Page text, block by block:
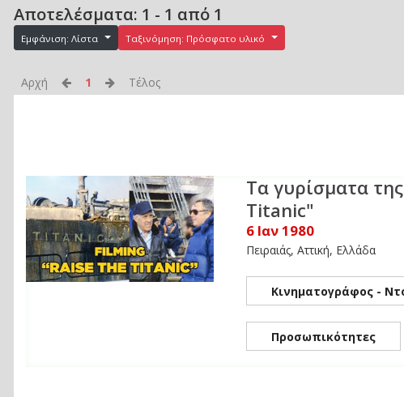
Αποτελέσματα: 1 - 1 από 1
Εμφάνιση: Λίστα Ταξινόμηση: Πρόσφατο υλικό
Αρχή 1 Τέλος
Τα γυρίσματα
Titanic"
6 Ιαν 1980
Πειραιάς, Αττική, Ελλάδα
Κινηματογράφος -
Προσωπικότητες